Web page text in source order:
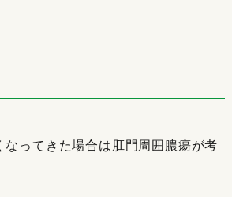
ってきた場合は肛門周囲膿瘍が考